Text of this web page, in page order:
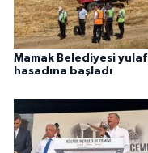
Mamak Belediyesi yulaf
hasadına başladı